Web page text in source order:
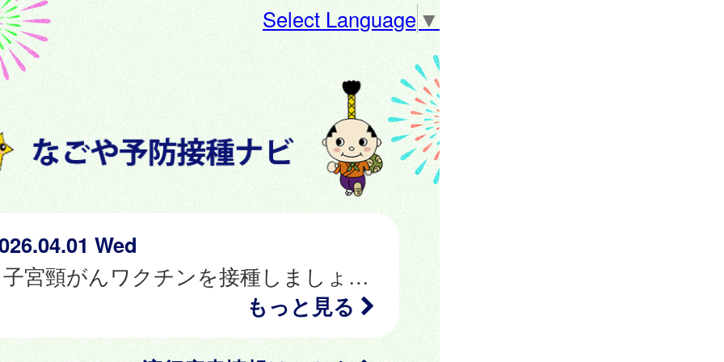
Select Language▼
Wed
子宮頸がんワクチンを接種しましょう。（小学校６年生から高校１年生相当の女子）
もっと見る